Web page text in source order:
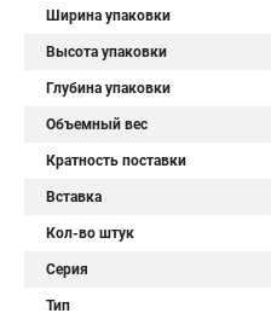
Ширина упаковки
Высота упаковки
Глубина упаковки
Объемный вес
Кратность поставки
Вставка
Кол-во штук
Серия
Тип